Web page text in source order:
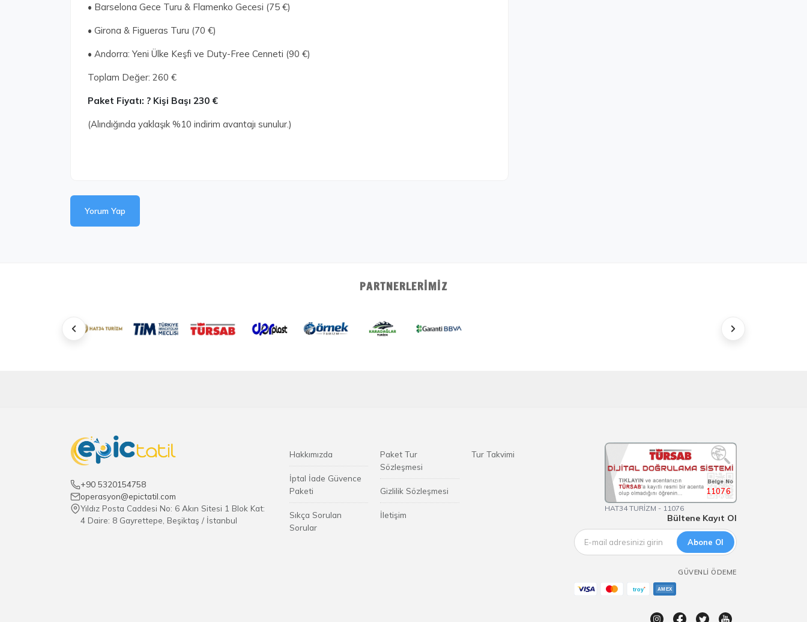
• Barselona Gece Turu & Flamenko Gecesi (75 €)
• Girona & Figueras Turu (70 €)
• Andorra: Yeni Ülke Keşfi ve Duty-Free Cenneti (90 €)
Toplam Değer: 260 €
Paket Fiyatı: ? Kişi Başı 230 €
(Alındığında yaklaşık %10 indirim avantajı sunulur.)
Yorum Yap
PARTNERLERIMIZ
+90 5320154758
operasyon@epictatil.com
Yıldız Posta Caddesi No: 6 Akın Sitesi 1 Blok Kat:
4 Daire: 8 Gayrettepe, Beşiktaş / İstanbul
Hakkımızda
İptal İade Güvence
Paketi
Sıkça Sorulan
Sorular
Paket Tur
Sözleşmesi
Gizlilik Sözleşmesi
İletişim
Tur Takvimi
11076
HAT34 TURİZM - 11076
Bültene Kayıt Ol
Abone Ol
GÜVENLI ÖDEME